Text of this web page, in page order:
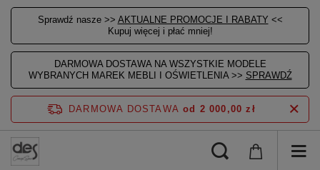
Sprawdź nasze >> AKTUALNE PROMOCJE I RABATY <<
Kupuj więcej i płać mniej!
DARMOWA DOSTAWA NA WSZYSTKIE MODELE
WYBRANYCH MAREK MEBLI I OŚWIETLENIA >> SPRAWDŹ
DARMOWA DOSTAWA od 2 000,00 zł